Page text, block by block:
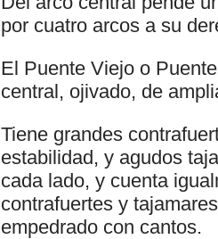
por cuatro arcos a su
El Puente Viejo o
central, ojivado, de
Tiene grandes
estabilidad, y agudos
cada lado, y cuenta
contrafuertes y
empedrado con cantos.